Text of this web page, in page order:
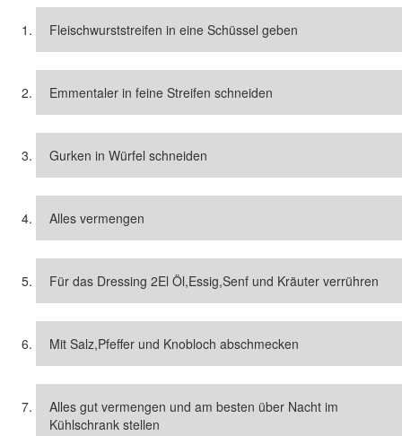
Fleischwurststreifen in eine Schüssel geben
Emmentaler in feine Streifen schneiden
Gurken in Würfel schneiden
Alles vermengen
Für das Dressing 2El Öl,Essig,Senf und Kräuter verrühren
Mit Salz,Pfeffer und Knobloch abschmecken
Alles gut vermengen und am besten über Nacht im
Kühlschrank stellen